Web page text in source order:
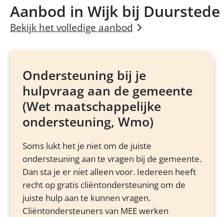
Aanbod in Wijk bij Duurstede
Bekijk het volledige aanbod
Ondersteuning bij je
hulpvraag aan de gemeente
(Wet maatschappelijke
ondersteuning, Wmo)
Soms lukt het je niet om de juiste
ondersteuning aan te vragen bij de gemeente.
Dan sta je er niet alleen voor. Iedereen heeft
recht op gratis cliëntondersteuning om de
juiste hulp aan te kunnen vragen.
Cliëntondersteuners van MEE werken